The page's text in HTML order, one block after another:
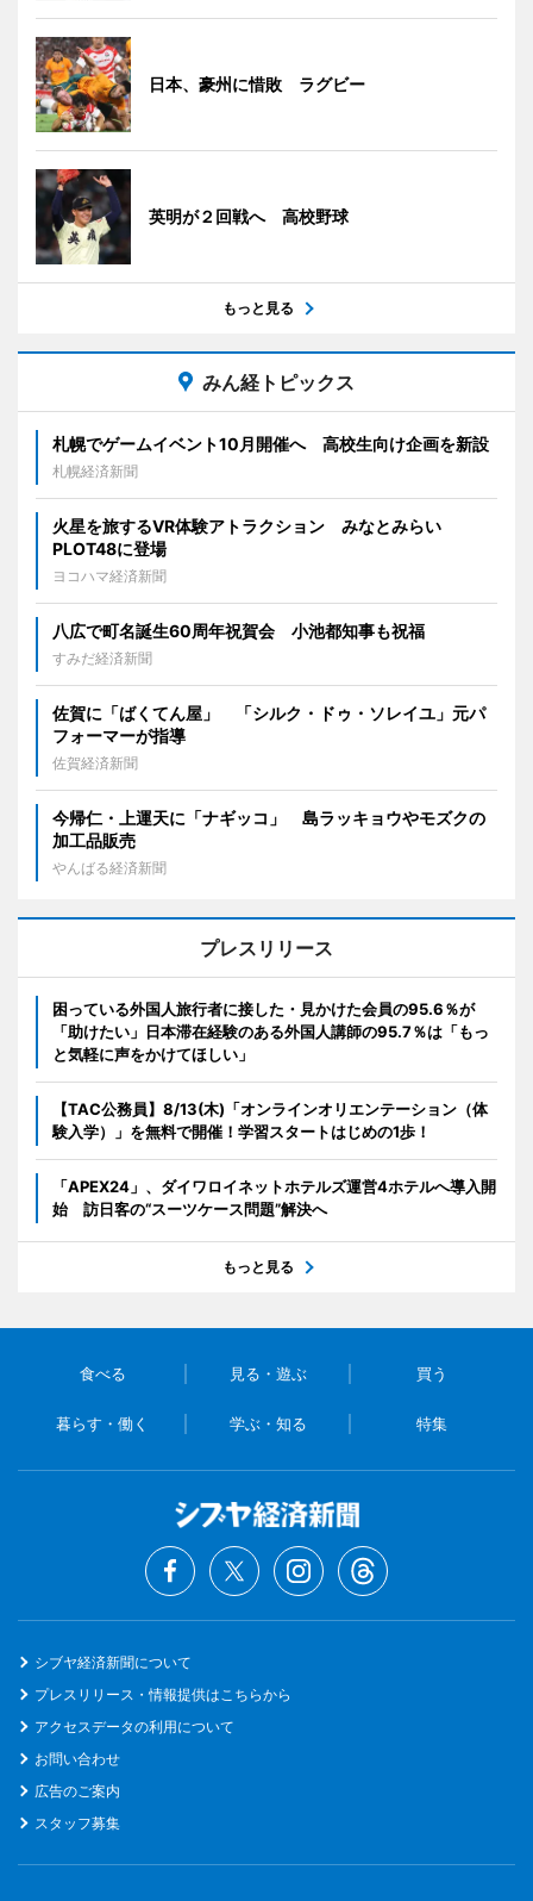
日本、豪州に惜敗 ラグビー
英明が２回戦へ 高校野球
もっと見る
みん経トピックス
札幌でゲームイベント10月開催へ 高校生向け企画を新設
札幌経済新聞
火星を旅するVR体験アトラクション みなとみらい
PLOT48に登場
ヨコハマ経済新聞
八広で町名誕生60周年祝賀会 小池都知事も祝福
すみだ経済新聞
佐賀に「ばくてん屋」 「シルク・ドゥ・ソレイユ」元パ
フォーマーが指導
佐賀経済新聞
今帰仁・上運天に「ナギッコ」 島ラッキョウやモズクの
加工品販売
やんばる経済新聞
プレスリリース
困っている外国人旅行者に接した・見かけた会員の95.6％が
「助けたい」日本滞在経験のある外国人講師の95.7％は「もっ
と気軽に声をかけてほしい」
【TAC公務員】8/13(木)「オンラインオリエンテーション（体
験入学）」を無料で開催！学習スタートはじめの1歩！
「APEX24」、ダイワロイネットホテルズ運営4ホテルへ導入開
始 訪日客の“スーツケース問題”解決へ
もっと見る
食べる 見る・遊ぶ 買う
暮らす・働く 学ぶ・知る 特集
シブヤ経済新聞について
プレスリリース・情報提供はこちらから
アクセスデータの利用について
お問い合わせ
広告のご案内
スタッフ募集